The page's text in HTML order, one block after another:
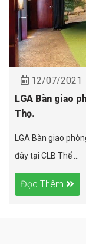
12/07/2021
LGA Bàn giao
Thọ.
LGA Bàn giao
đây tại CLB Thể ...
Đọc Thêm